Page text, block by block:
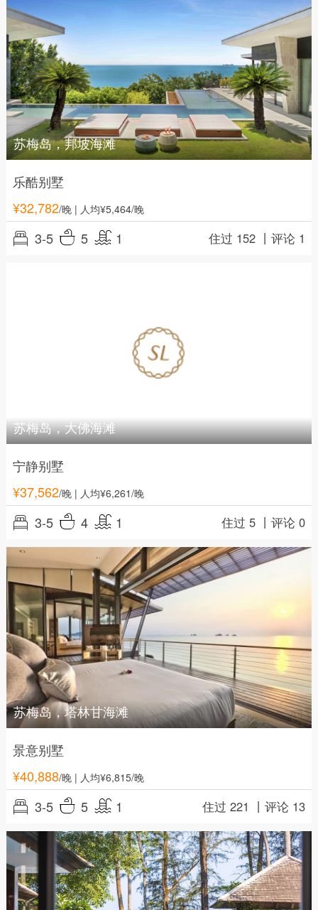
苏梅岛，邦坡海滩
乐酷别墅
¥32,782/晚| 人均¥5,464/晚
3-5 5 1 住过 152 丨评论 1
苏梅岛，大佛海滩
宁静别墅
¥37,562/晚| 人均¥6,261/晚
3-5 4 1 住过 5 丨评论 0
苏梅岛，塔林甘海滩
景意别墅
¥40,888/晚| 人均¥6,815/晚
3-5 5 1 住过 221 丨评论 13